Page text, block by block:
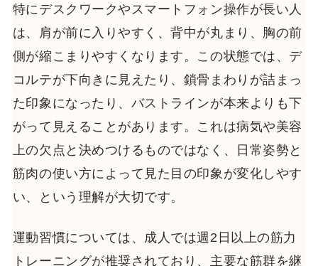
特にデスクワークやスマートフォン操作が長い人
は、肩が前に入りやすく、背中が丸まり、胸の前
側が縮こまりやすくなります。この状態では、デ
コルテが下向きに見えたり、鎖骨まわりが詰まっ
た印象になったり、バストラインが本来よりも下
がって見えることがあります。これは病気や美容
上の欠点と決めつけるものではなく、日常姿勢と
筋肉の使い方によって見た目の印象が変化しやす
い、という理解が大切です。
運動習慣については、成人では週2日以上の筋力
トレーニングが推奨されており、主要な筋群を継